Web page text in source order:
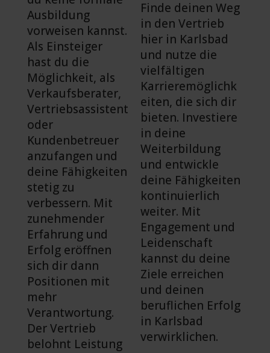
Ausbildung
vorweisen kannst.
Als Einsteiger
hast du die
Möglichkeit, als
Verkaufsberater,
Vertriebsassistent
oder
Kundenbetreuer
anzufangen und
deine Fähigkeiten
stetig zu
verbessern. Mit
zunehmender
Erfahrung und
Erfolg eröffnen
sich dir dann
Positionen mit
mehr
Verantwortung.
Der Vertrieb
belohnt Leistung
Finde deinen Weg
in den Vertrieb
hier in Karlsbad
und nutze die
vielfältigen
Karrieremöglichk
eiten, die sich dir
bieten. Investiere
in deine
Weiterbildung
und entwickle
deine Fähigkeiten
kontinuierlich
weiter. Mit
Engagement und
Leidenschaft
kannst du deine
Ziele erreichen
und deinen
beruflichen Erfolg
in Karlsbad
verwirklichen.